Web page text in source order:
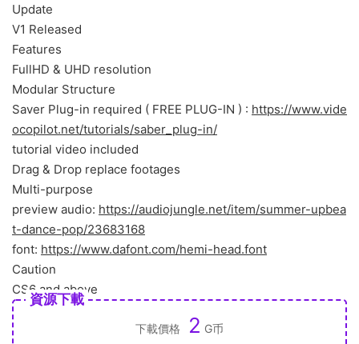
Update
V1 Released
Features
FullHD & UHD resolution
Modular Structure
Saver Plug-in required ( FREE PLUG-IN ) : https://www.vide
ocopilot.net/tutorials/saber_plug-in/
tutorial video included
Drag & Drop replace footages
Multi-purpose
preview audio: https://audiojungle.net/item/summer-upbea
t-dance-pop/23683168
font: https://www.dafont.com/hemi-head.font
Caution
CS6 and above
資源下載
下載價格 2 G币